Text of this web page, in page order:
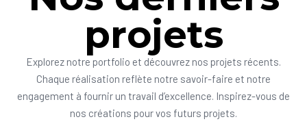
projets
Explorez notre portfolio et découvrez nos projets récents.
Chaque réalisation reflète notre savoir-faire et notre
engagement à fournir un travail d’excellence. Inspirez-vous de
nos créations pour vos futurs projets.